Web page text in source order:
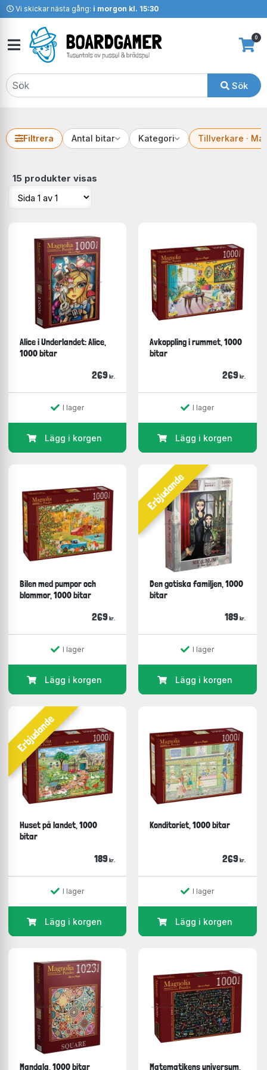
Vi skickar nästa gång: i morgon kl. 15:30
Sök
0
Filtrera Antal bitar Kategori Tillverkare ·
15 produkter visas
Alice i Underlandet: Alice,
1000 bitar
269 kr.
I lager
Lägg i korgen
Avkoppling i rummet, 1000
bitar
269 kr.
I lager
Lägg i korgen
Bilen med pumpor och
blommor, 1000 bitar
269 kr.
I lager
Lägg i korgen
Erbjudande
Den gotiska familjen, 1000
bitar
189 kr.
I lager
Lägg i korgen
Erbjudande
Huset på landet, 1000
bitar
189 kr.
I lager
Lägg i korgen
Konditoriet, 1000 bitar
269 kr.
I lager
Lägg i korgen
Mandala, 1000 bitar Matematikens universum,